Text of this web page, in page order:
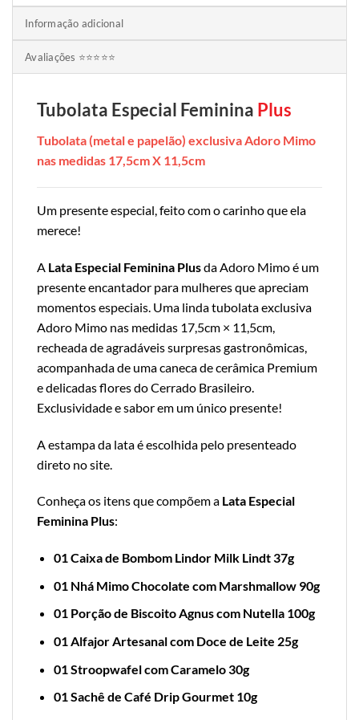
Informação adicional
Avaliações ⭐⭐⭐⭐⭐
Tubolata Especial Feminina Plus
Tubolata (metal e papelão) exclusiva Adoro Mimo
nas medidas 17,5cm X 11,5cm
Um presente especial, feito com o carinho que ela
merece!
A Lata Especial Feminina Plusda Adoro Mimo é um
presente encantador para mulheres que apreciam
momentos especiais. Uma linda tubolata exclusiva
Adoro Mimo nas medidas 17,5cm × 11,5cm,
recheada de agradáveis surpresas gastronômicas,
acompanhada de uma caneca de cerâmica Premium
e delicadas flores do Cerrado Brasileiro.
Exclusividade e sabor em um único presente!
A estampa da lata é escolhida pelo presenteado
direto no site.
Conheça os itens que compõem a Lata Especial
Feminina Plus:
01 Caixa de Bombom Lindor Milk Lindt 37g
01 Nhá Mimo Chocolate com Marshmallow 90g
01 Porção de Biscoito Agnus com Nutella 100g
01 Alfajor Artesanal com Doce de Leite 25g
01 Stroopwafel com Caramelo 30g
01 Sachê de Café Drip Gourmet 10g